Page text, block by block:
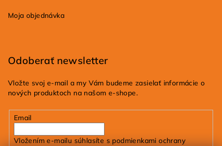
Moja objednávka
Odoberať newsletter
Vložte svoj e-mail a my Vám budeme zasielať informácie o
nových produktoch na našom e-shope.
Email
Vložením e-mailu súhlasíte s podmienkami ochrany